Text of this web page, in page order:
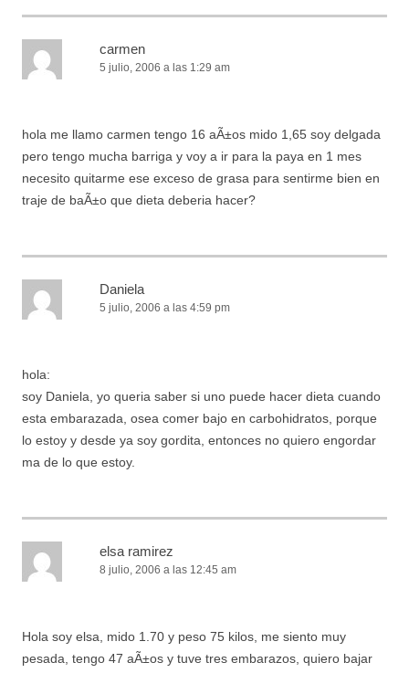
carmen
5 julio, 2006 a las 1:29 am
hola me llamo carmen tengo 16 aÃ±os mido 1,65 soy delgada
pero tengo mucha barriga y voy a ir para la paya en 1 mes
necesito quitarme ese exceso de grasa para sentirme bien en
traje de baÃ±o que dieta deberia hacer?
Daniela
5 julio, 2006 a las 4:59 pm
hola:
soy Daniela, yo queria saber si uno puede hacer dieta cuando
esta embarazada, osea comer bajo en carbohidratos, porque
lo estoy y desde ya soy gordita, entonces no quiero engordar
ma de lo que estoy.
elsa ramirez
8 julio, 2006 a las 12:45 am
Hola soy elsa, mido 1.70 y peso 75 kilos, me siento muy
pesada, tengo 47 aÃ±os y tuve tres embarazos, quiero bajar